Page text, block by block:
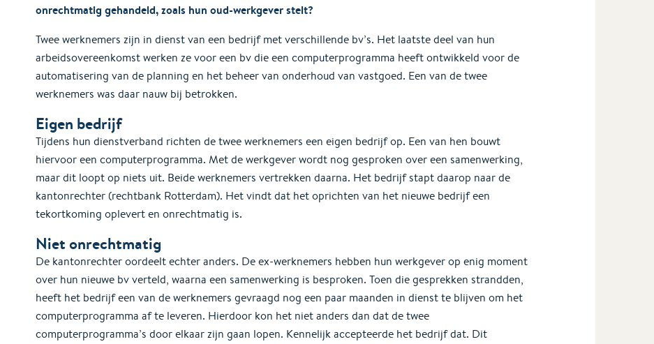
onrechtmatig gehandeld, zoals hun oud-werkgever stelt?
Twee werknemers zijn in dienst van een bedrijf met verschillende bv’s. Het laatste deel van hun
arbeidsovereenkomst werken ze voor een bv die een computerprogramma heeft ontwikkeld voor de
automatisering van de planning en het beheer van onderhoud van vastgoed. Een van de twee
werknemers was daar nauw bij betrokken.
Eigen bedrijf
Tijdens hun dienstverband richten de twee werknemers een eigen bedrijf op. Een van hen bouwt
hiervoor een computerprogramma. Met de werkgever wordt nog gesproken over een samenwerking,
maar dit loopt op niets uit. Beide werknemers vertrekken daarna. Het bedrijf stapt daarop naar de
kantonrechter (rechtbank Rotterdam). Het vindt dat het oprichten van het nieuwe bedrijf een
tekortkoming oplevert en onrechtmatig is.
Niet onrechtmatig
De kantonrechter oordeelt echter anders. De ex-werknemers hebben hun werkgever op enig moment
over hun nieuwe bv verteld, waarna een samenwerking is besproken. Toen die gesprekken strandden,
heeft het bedrijf een van de werknemers gevraagd nog een paar maanden in dienst te blijven om het
computerprogramma af te leveren. Hierdoor kon het niet anders dan dat de twee
computerprogramma’s door elkaar zijn gaan lopen. Kennelijk accepteerde het bedrijf dat. Dit